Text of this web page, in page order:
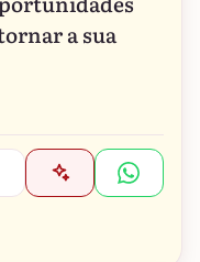
a sua